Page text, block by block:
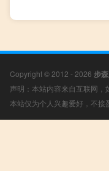
Copyright © 2012 - 2026 步
声明：本站内容来自互联网
本站仅为个人兴趣爱好，不接